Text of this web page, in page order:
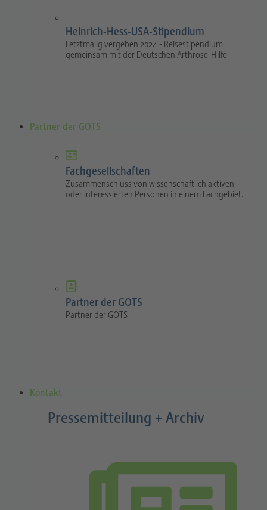
Heinrich-Hess-USA-Stipendium
Letztmalig vergeben 2024 - Reisestipendium
gemeinsam mit der Deutschen Arthrose-Hilfe
Partner der GOTS
Fachgesellschaften
Zusammenschluss von wissenschaftlich aktiven
oder interessierten Personen in einem Fachgebiet.
Partner der GOTS
Partner der GOTS
Kontakt
Pressemitteilung + Archiv